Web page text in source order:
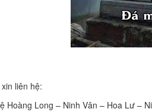
liên hệ:
Hoàng Long – Ninh Vân – Hoa Lư –